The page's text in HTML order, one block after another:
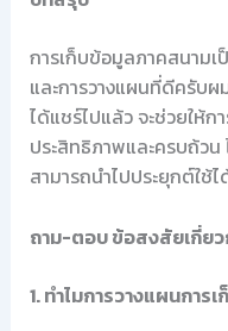
การเก็บข้อมูลภาคสนามเ
และการวางแผนที่ดีครับ
ได้แชร์ไปแล้ว จะช่วยให้
ประสิทธิภาพและครบถ้วน
สามารถนำไปประยุกต์ใช้
ถาม-ตอบ ข้อสงสัยเกี่ย
1. ทำไมการวางแผนกา